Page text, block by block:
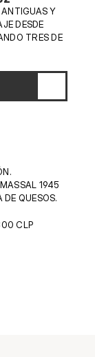
Y
DESDE
TRES DE
1945
QUESOS.
CLP